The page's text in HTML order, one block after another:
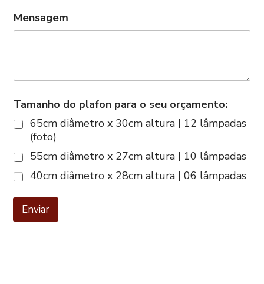
Mensagem
Tamanho do plafon para o seu orçamento:
65cm diâmetro x 30cm altura | 12 lâmpadas
(foto)
55cm diâmetro x 27cm altura | 10 lâmpadas
40cm diâmetro x 28cm altura | 06 lâmpadas
Enviar